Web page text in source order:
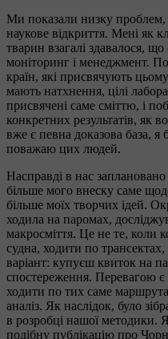
Ми показали низку
наукове відкриття. Мені як
тварин взагалі здавалося,
моніторинг і менеджмент.
країн, які присвячують
мають натхнення, цілі
присвячені саме сміттю, і
конкретних результатів, як
вже є певна доказова база, я
поважаю цих людей.
Насправді в нас
більше мого внеску саме
більше моїх творчих ідей.
ходила на паромах,
макросміття. Це не те, коли
судна, ходити по
варіант: купуєш квиток на
спостереження. Перевагою є
ходити по тих саме
аналіз. Як наслідок, було
в розробці нашої
подібну публікацію про